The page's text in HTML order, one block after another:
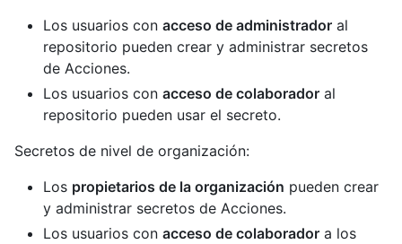
Los usuarios con acceso de administrador al
repositorio pueden crear y administrar secretos
de Acciones.
Los usuarios con acceso de colaborador al
repositorio pueden usar el secreto.
Secretos de nivel de organización:
Los propietarios de la organización pueden crear
y administrar secretos de Acciones.
Los usuarios con acceso de colaborador a los